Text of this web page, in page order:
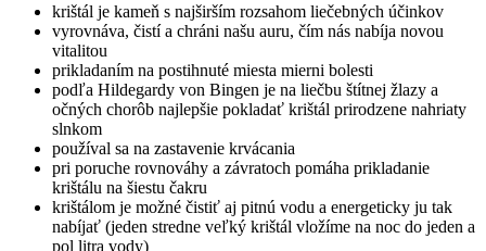
krištál je kameň s najširším rozsahom liečebných účinkov
vyrovnáva, čistí a chráni našu auru, čím nás nabíja novou
vitalitou
prikladaním na postihnuté miesta mierni bolesti
podľa Hildegardy von Bingen je na liečbu štítnej žlazy a
očných chorôb najlepšie pokladať krištál prirodzene nahriaty
slnkom
používal sa na zastavenie krvácania
pri poruche rovnováhy a závratoch pomáha prikladanie
krištálu na šiestu čakru
krištálom je možné čistiť aj pitnú vodu a energeticky ju tak
nabíjať (jeden stredne veľký krištál vložíme na noc do jeden a
pol litra vody)